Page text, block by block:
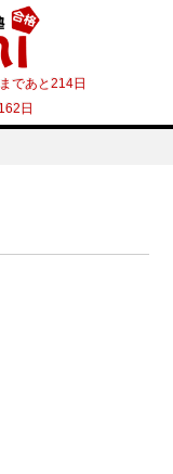
であと214日
日